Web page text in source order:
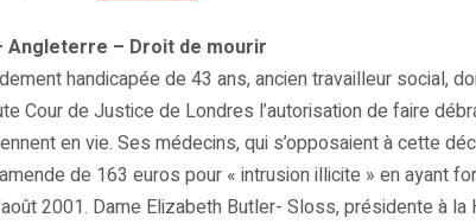
Angleterre – Droit de mourir
handicapée de 43 ans, ancien travailleur social,
Cour de Justice de Londres l’autorisation de faire
en vie. Ses médecins, qui s’opposaient à cette
de 163 euros pour « intrusion illicite » en ayant
2001. Dame Elizabeth Butler- Sloss, présidente à la